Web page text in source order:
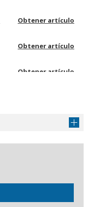
Obtener artículo
Obtener artículo
Obtener artículo